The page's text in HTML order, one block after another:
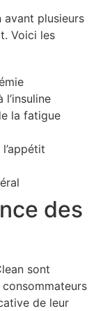
avant plusieurs
Voici les
la fatigue
des
sont
de leur